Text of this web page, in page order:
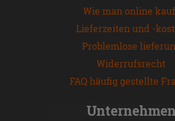
Wie man online
Lieferzeiten und -
Problemlose
Widerrufsrecht
FAQ häufig gestellte
Unternehmen